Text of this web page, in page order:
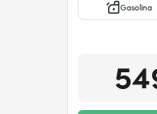
Gasolina